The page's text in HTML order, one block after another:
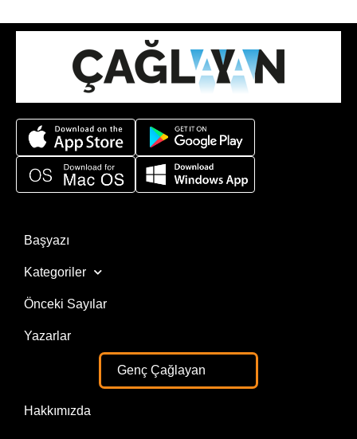
Başyazı
Kategoriler
Önceki Sayılar
Yazarlar
Genç Çağlayan
Hakkımızda